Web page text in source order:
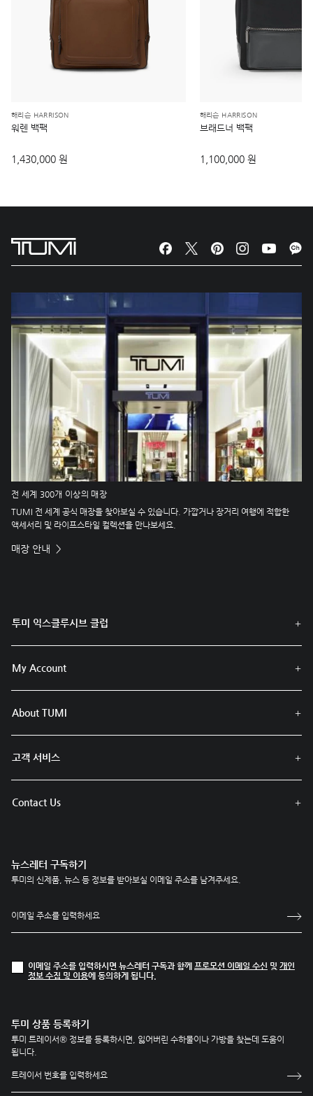
해리슨 HARRISON
워렌 백팩
1,430,000 원
해리슨 HARRISON
브래드너 백팩
1,100,000 원
전 세계 300개 이상의 매장
TUMI 전 세계 공식 매장을 찾아보실 수 있습니다. 가깝거나 장거리 여행에 적합한
액세서리 및 라이프스타일 컬렉션을 만나보세요.
매장 안내
투미 익스클루시브 클럽
My Account
About TUMI
고객 서비스
Contact Us
뉴스레터 구독하기
투미의 신제품, 뉴스 등 정보를 받아보실 이메일 주소를 남겨주세요.
이메일 주소를 입력하시면 뉴스레터 구독과 함께 프로모션 이메일 수신 및 개인
정보 수집 및 이용에 동의하게 됩니다.
투미 상품 등록하기
투미 트레이서® 정보를 등록하시면, 잃어버린 수하물이나 가방을 찾는데 도움이
됩니다.